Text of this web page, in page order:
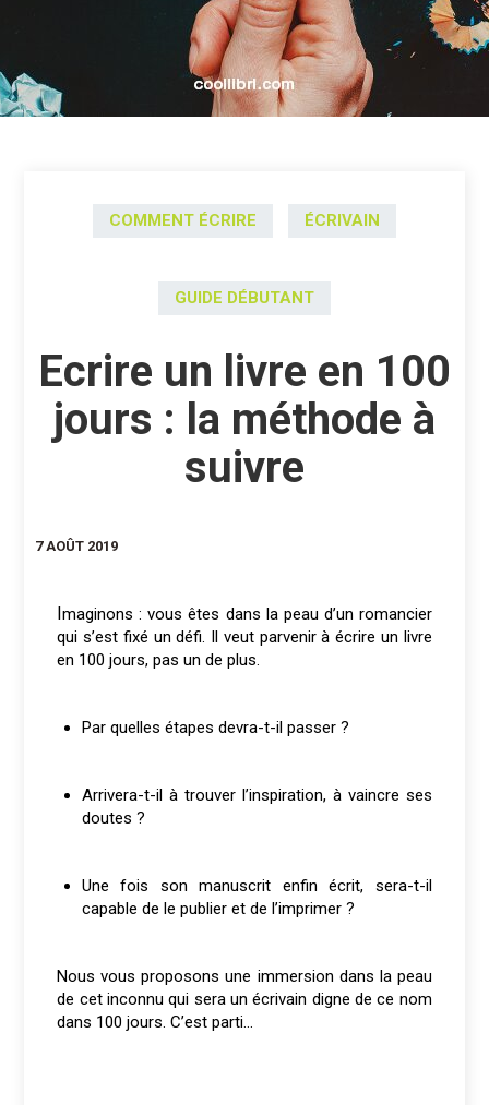
COMMENT ÉCRIRE ÉCRIVAIN
GUIDE DÉBUTANT
Ecrire un livre en 100
jours : la méthode à
suivre
7 AOÛT 2019
Imaginons : vous êtes dans la peau d’un romancier
qui s’est fixé un défi. Il veut parvenir à écrire un livre
en 100 jours, pas un de plus.
Par quelles étapes devra-t-il passer ?
Arrivera-t-il à trouver l’inspiration, à vaincre ses
doutes ?
Une fois son manuscrit enfin écrit, sera-t-il
capable de le publier et de l’imprimer ?
Nous vous proposons une immersion dans la peau
de cet inconnu qui sera un écrivain digne de ce nom
dans 100 jours. C’est parti…